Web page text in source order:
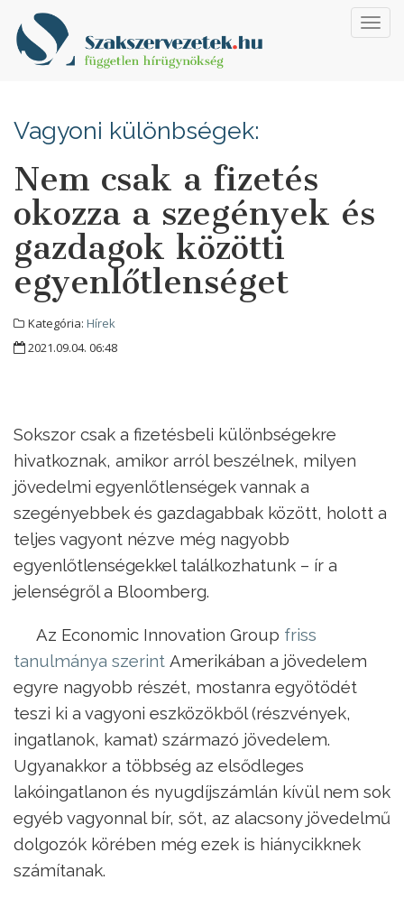
Vagyoni különbségek:
Nem csak a fizetés
okozza a szegények és
gazdagok közötti
egyenlőtlenséget
Kategória: Hírek
2021.09.04. 06:48
Sokszor csak a fizetésbeli különbségekre
hivatkoznak, amikor arról beszélnek, milyen
jövedelmi egyenlőtlenségek vannak a
szegényebbek és gazdagabbak között, holott a
teljes vagyont nézve még nagyobb
egyenlőtlenségekkel találkozhatunk – ír a
jelenségről a Bloomberg.
Az Economic Innovation Group friss
tanulmánya szerint Amerikában a jövedelem
egyre nagyobb részét, mostanra egyötödét
teszi ki a vagyoni eszközökből (részvények,
ingatlanok, kamat) származó jövedelem.
Ugyanakkor a többség az elsődleges
lakóingatlanon és nyugdíjszámlán kívül nem sok
egyéb vagyonnal bír, sőt, az alacsony jövedelmű
dolgozók körében még ezek is hiánycikknek
számítanak.